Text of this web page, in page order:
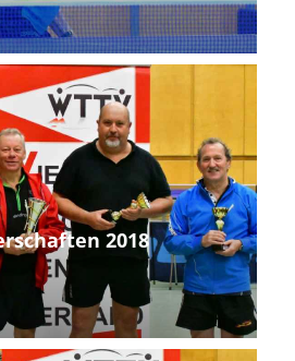
2018